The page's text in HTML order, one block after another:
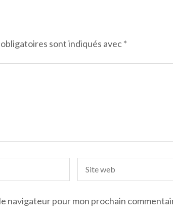
obligatoires sont indiqués avec*
navigateur pour mon prochain